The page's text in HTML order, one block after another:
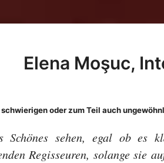
Elena Moşuc,
oder zum Teil auch
Schönes sehen, egal ob es
Regisseuren, solange sie